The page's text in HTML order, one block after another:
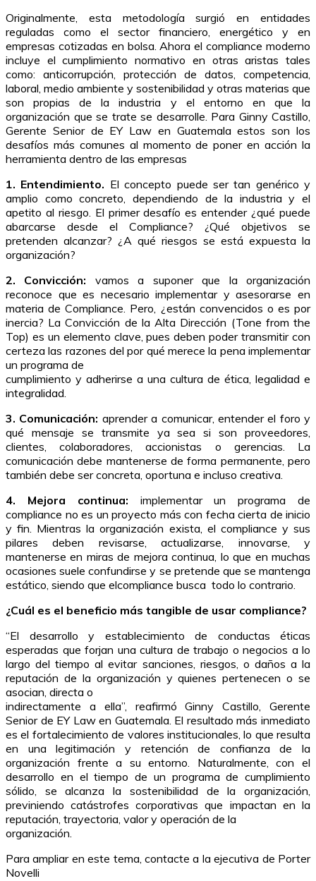
Originalmente, esta metodología surgió en entidades
reguladas como el sector financiero, energético y en
empresas cotizadas en bolsa. Ahora el compliance moderno
incluye el cumplimiento normativo en otras aristas tales
como: anticorrupción, protección de datos, competencia,
laboral, medio ambiente y sostenibilidad y otras materias que
son propias de la industria y el entorno en que la
organización que se trate se desarrolle. Para Ginny Castillo,
Gerente Senior de EY Law en Guatemala estos son los
desafíos más comunes al momento de poner en acción la
herramienta dentro de las empresas
1. Entendimiento. El concepto puede ser tan genérico y
amplio como concreto, dependiendo de la industria y el
apetito al riesgo. El primer desafío es entender ¿qué puede
abarcarse desde el Compliance? ¿Qué objetivos se
pretenden alcanzar? ¿A qué riesgos se está expuesta la
organización?
2. Convicción: vamos a suponer que la organización
reconoce que es necesario implementar y asesorarse en
materia de Compliance. Pero, ¿están convencidos o es por
inercia? La Convicción de la Alta Dirección (Tone from the
Top) es un elemento clave, pues deben poder transmitir con
certeza las razones del por qué merece la pena implementar
un programa de
cumplimiento y adherirse a una cultura de ética, legalidad e
integralidad.
3. Comunicación: aprender a comunicar, entender el foro y
qué mensaje se transmite ya sea si son proveedores,
clientes, colaboradores, accionistas o gerencias. La
comunicación debe mantenerse de forma permanente, pero
también debe ser concreta, oportuna e incluso creativa.
4. Mejora continua: implementar un programa de
compliance no es un proyecto más con fecha cierta de inicio
y fin. Mientras la organización exista, el compliance y sus
pilares deben revisarse, actualizarse, innovarse, y
mantenerse en miras de mejora continua, lo que en muchas
ocasiones suele confundirse y se pretende que se mantenga
estático, siendo que elcompliance busca todo lo contrario.
¿Cuál es el beneficio más tangible de usar compliance?
“El desarrollo y establecimiento de conductas éticas
esperadas que forjan una cultura de trabajo o negocios a lo
largo del tiempo al evitar sanciones, riesgos, o daños a la
reputación de la organización y quienes pertenecen o se
asocian, directa o
indirectamente a ella”, reafirmó Ginny Castillo, Gerente
Senior de EY Law en Guatemala. El resultado más inmediato
es el fortalecimiento de valores institucionales, lo que resulta
en una legitimación y retención de confianza de la
organización frente a su entorno. Naturalmente, con el
desarrollo en el tiempo de un programa de cumplimiento
sólido, se alcanza la sostenibilidad de la organización,
previniendo catástrofes corporativas que impactan en la
reputación, trayectoria, valor y operación de la
organización.
Para ampliar en este tema, contacte a la ejecutiva de Porter
Novelli